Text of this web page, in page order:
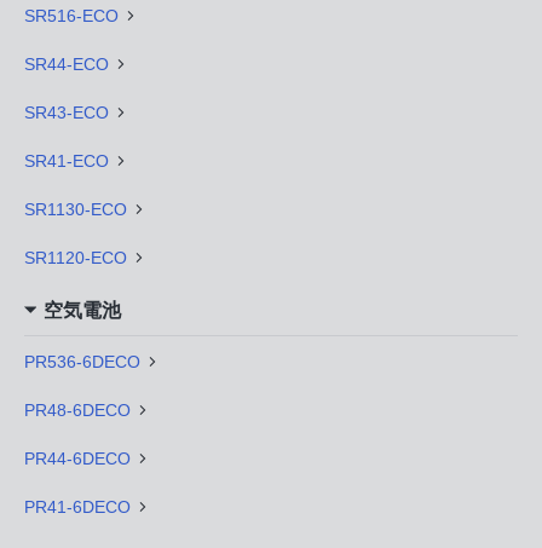
SR516-ECO
SR44-ECO
SR43-ECO
SR41-ECO
SR1130-ECO
SR1120-ECO
空気電池
PR536-6DECO
PR48-6DECO
PR44-6DECO
PR41-6DECO